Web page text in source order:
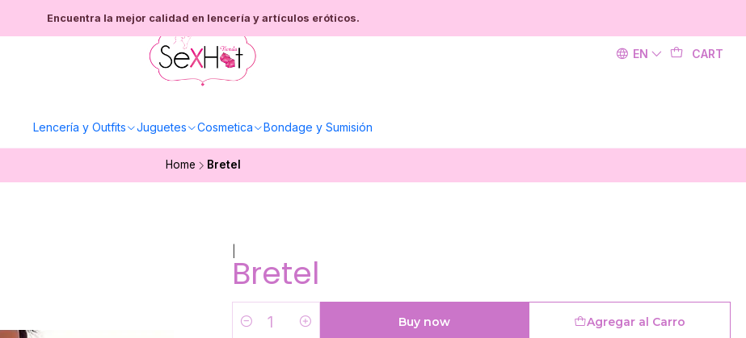
EN CART
Lencería y Outfits Juguetes Cosmetica Bondage y Sumisión
Encuentra la mejor calidad en lencería y artículos eróticos.
Home Bretel
Bretel
Cantidad
Agregar al Carro
Buy now